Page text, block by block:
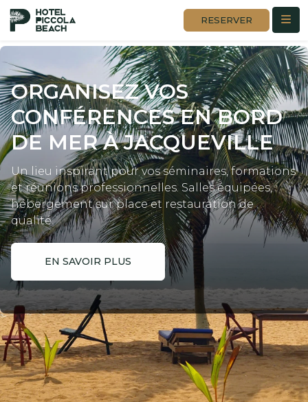
RESERVER
ORGANISEZ VOS
CONFÉRENCES EN BORD
DE MER À JACQUEVILLE
Un lieu inspirant pour vos séminaires, formations
et réunions professionnelles. Salles équipées,
hébergement sur place et restauration de
qualité.
EN SAVOIR PLUS